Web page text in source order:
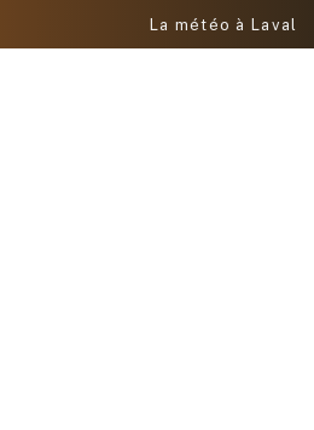
La météo à Laval